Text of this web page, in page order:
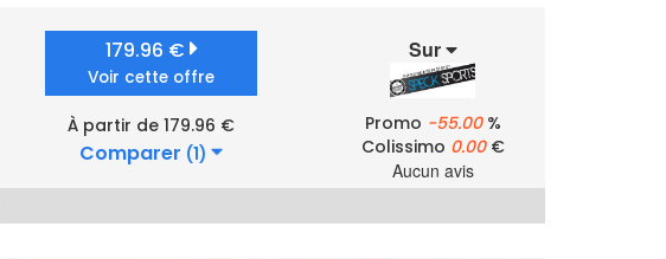
179.96 €
Voir cette offre
À partir de 179.96 €
Comparer (1)
Sur
Promo -55.00%
Colissimo 0.00€
Aucun avis